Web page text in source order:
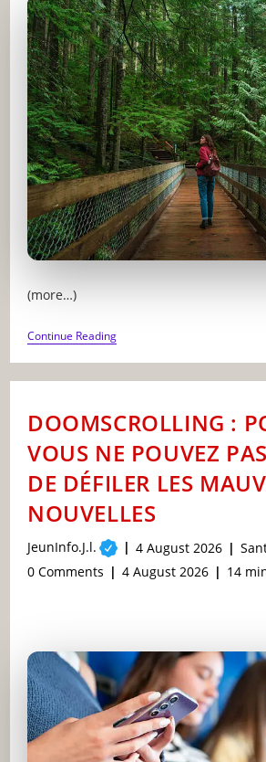
(more…)
Continue ReadingLES
BIENFAITS
DE
LA
LA
MENTALE
DOOMSCROLLING :
VOUS NE POUVEZ
DE DÉFILER LES
NOUVELLES
Post
author:
JeunInfo.J.l.
Post
published:
4 August 2026
Post
Post
0 Comments
Post
4 August 2026 14